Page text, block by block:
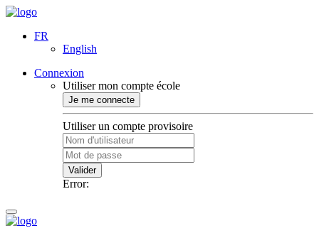
FR
English
Connexion
Utiliser mon compte école
Je me connecte
Utiliser un compte provisoire
Valider
Error: